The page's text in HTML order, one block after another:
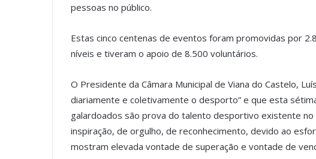
pessoas no público.
Estas cinco centenas de eventos foram promovidas por
níveis e tiveram o apoio de 8.500 voluntários.
O Presidente da Câmara Municipal de Viana do Castelo,
diariamente e coletivamente o desporto” e que esta
galardoados são prova do talento desportivo existente no
inspiração, de orgulho, de reconhecimento, devido ao
mostram elevada vontade de superação e vontade de